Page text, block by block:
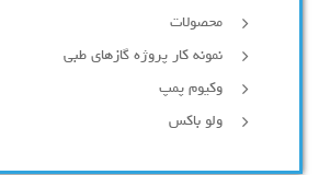
محصولات
نمونه کار پروژه گازهای طبی
وکیوم پمپ
ولو باکس